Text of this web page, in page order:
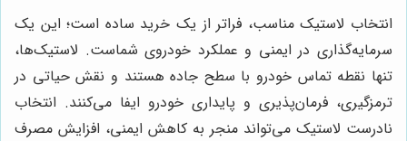
انتخاب لاستیک مناسب، فراتر از یک خرید ساده است؛ این یک
سرمایه‌گذاری در ایمنی و عملکرد خودروی شماست. لاستیک‌ها،
تنها نقطه تماس خودرو با سطح جاده هستند و نقش حیاتی در
ترمزگیری، فرمان‌پذیری و پایداری خودرو ایفا می‌کنند. انتخاب
نادرست لاستیک می‌تواند منجر به کاهش ایمنی، افزایش مصرف